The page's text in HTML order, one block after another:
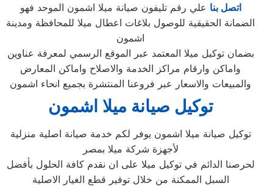
اتصل بنا علي رقم تليفون صيانة ميلا اشمون الموحد فهو
الضمانة الحقيقية للوصول بلاغات اعطال ميلا للمحافظة ومدينة
اشمون
بضمان توكيل ميلا المعتمد عبر الموقع الرسمي لمعرفة عناوين
واماكن وارقام مراكز الخدمة والاصلاح واماكن المعارض
والمبيعات والاسعار عبر فروعنا المنتشرة بجميع انحاء اشمون
توكيل صيانة ميلا اشمون
توكيل صيانة ميلا اشمون يوفر لكم خدمة صيانة اصلية منزلية
لأجهزة شركة ميلا بمصر
لحرصنا الدائم في توكيل ميلا على ان نقدم كافة الحلول بأفضل
السبل الممكنة من خلال توفير قطع الغيار الاصلية